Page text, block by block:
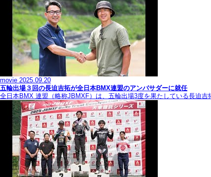
movie 2025.09.20
五輪出場３回の長迫吉拓が全日本BMX連盟のアンバサダーに就任
全日本BMX 連盟（略称JBMXF）は、五輪出場3度を果たしている長迫